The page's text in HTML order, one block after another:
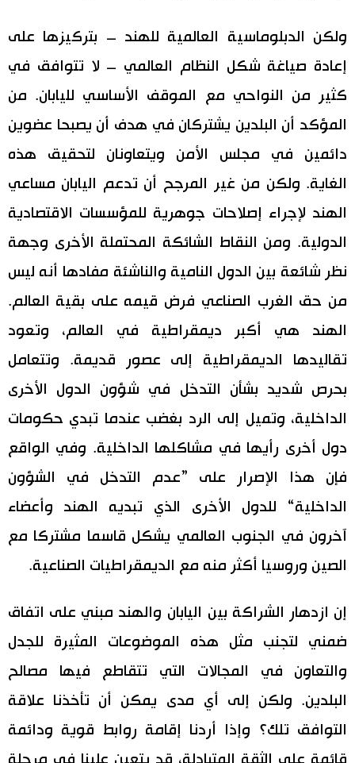
ولكن الدبلوماسية العالمية للهند – بتركيزها على
إعادة صياغة شكل النظام العالمي – لا تتوافق في
كثير من النواحي مع الموقف الأساسي لليابان. من
المؤكد أن البلدين يشتركان في هدف أن يصبحا عضوين
دائمين في مجلس الأمن ويتعاونان لتحقيق هذه
الغاية. ولكن من غير المرجح أن تدعم اليابان مساعي
الهند لإجراء إصلاحات جوهرية للمؤسسات الاقتصادية
الدولية. ومن النقاط الشائكة المحتملة الأخرى وجهة
نظر شائعة بين الدول النامية والناشئة مفادها أنه ليس
من حق الغرب الصناعي فرض قيمه على بقية العالم.
الهند هي أكبر ديمقراطية في العالم، وتعود
تقاليدها الديمقراطية إلى عصور قديمة. وتتعامل
بحرص شديد بشأن التدخل في شؤون الدول الأخرى
الداخلية، وتميل إلى الرد بغضب عندما تبدي حكومات
دول أخرى رأيها في مشاكلها الداخلية. وفي الواقع
فإن هذا الإصرار على ”عدم التدخل في الشؤون
الداخلية“ للدول الأخرى الذي تبديه الهند وأعضاء
آخرون في الجنوب العالمي يشكل قاسما مشتركا مع
الصين وروسيا أكثر منه مع الديمقراطيات الصناعية.
إن ازدهار الشراكة بين اليابان والهند مبني على اتفاق
ضمني لتجنب مثل هذه الموضوعات المثيرة للجدل
والتعاون في المجالات التي تتقاطع فيها مصالح
البلدين. ولكن إلى أي مدى يمكن أن تأخذنا علاقة
التوافق تلك؟ وإذا أردنا إقامة روابط قوية ودائمة